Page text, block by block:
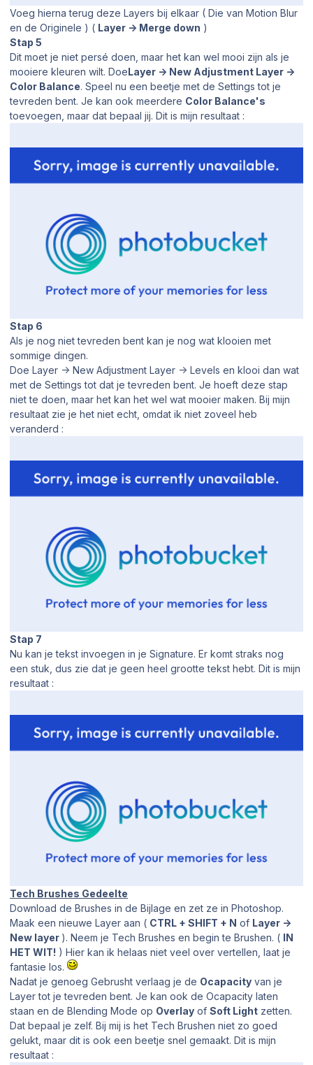
Voeg hierna terug deze Layers bij elkaar ( Die van Motion Blur
en de Originele ) ( Layer -> Merge down )
Stap 5
Dit moet je niet persé doen, maar het kan wel mooi zijn als je
mooiere kleuren wilt. DoeLayer -> New Adjustment Layer ->
Color Balance. Speel nu een beetje met de Settings tot je
tevreden bent. Je kan ook meerdere Color Balance's
toevoegen, maar dat bepaal jij. Dit is mijn resultaat :
Stap 6
Als je nog niet tevreden bent kan je nog wat klooien met
sommige dingen.
Doe Layer -> New Adjustment Layer -> Levels en klooi dan wat
met de Settings tot dat je tevreden bent. Je hoeft deze stap
niet te doen, maar het kan het wel wat mooier maken. Bij mijn
resultaat zie je het niet echt, omdat ik niet zoveel heb
veranderd :
Stap 7
Nu kan je tekst invoegen in je Signature. Er komt straks nog
een stuk, dus zie dat je geen heel grootte tekst hebt. Dit is mijn
resultaat :
Tech Brushes Gedeelte
Download de Brushes in de Bijlage en zet ze in Photoshop.
Maak een nieuwe Layer aan ( CTRL + SHIFT + N of Layer ->
New layer ). Neem je Tech Brushes en begin te Brushen. ( IN
HET WIT! ) Hier kan ik helaas niet veel over vertellen, laat je
fantasie los.
Nadat je genoeg Gebrusht verlaag je de Ocapacity van je
Layer tot je tevreden bent. Je kan ook de Ocapacity laten
staan en de Blending Mode op Overlay of Soft Light zetten.
Dat bepaal je zelf. Bij mij is het Tech Brushen niet zo goed
gelukt, maar dit is ook een beetje snel gemaakt. Dit is mijn
resultaat :